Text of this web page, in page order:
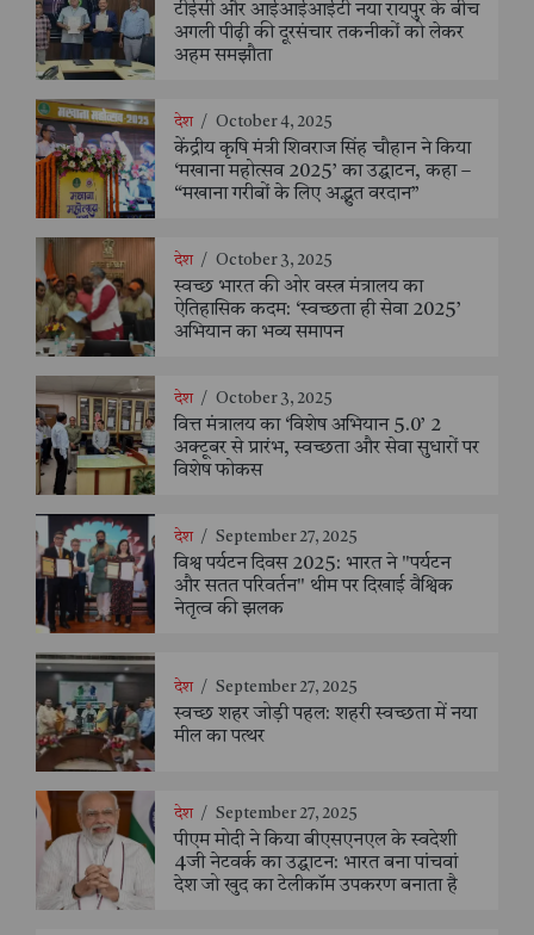
टीईसी और आईआईआईटी नया रायपुर के बीच
अगली पीढ़ी की दूरसंचार तकनीकों को लेकर
अहम समझौता
देश / October 4, 2025
केंद्रीय कृषि मंत्री शिवराज सिंह चौहान ने किया
‘मखाना महोत्सव 2025’ का उद्घाटन, कहा –
“मखाना गरीबों के लिए अद्भुत वरदान”
देश / October 3, 2025
स्वच्छ भारत की ओर वस्त्र मंत्रालय का
ऐतिहासिक कदम: ‘स्वच्छता ही सेवा 2025’
अभियान का भव्य समापन
देश / October 3, 2025
वित्त मंत्रालय का ‘विशेष अभियान 5.0’ 2
अक्टूबर से प्रारंभ, स्वच्छता और सेवा सुधारों पर
विशेष फोकस
देश / September 27, 2025
विश्व पर्यटन दिवस 2025: भारत ने "पर्यटन
और सतत परिवर्तन" थीम पर दिखाई वैश्विक
नेतृत्व की झलक
देश / September 27, 2025
स्वच्छ शहर जोड़ी पहल: शहरी स्वच्छता में नया
मील का पत्थर
देश / September 27, 2025
पीएम मोदी ने किया बीएसएनएल के स्वदेशी
4जी नेटवर्क का उद्घाटन: भारत बना पांचवां
देश जो खुद का टेलीकॉम उपकरण बनाता है